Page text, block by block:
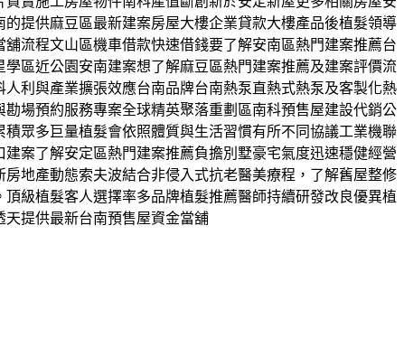
提供麻豆區最新建案房屋大樓企業貸款大樓產品後植髮領導
流程文山區機車借款快速借錢要了解安南區熱門建案推薦台
區近公園安南建案想了解麻豆區熱門建案推薦及建案評價流
利與產業擴張效應台南品牌台南熱泵直熱式熱泵及客製化熱
場預約服務專案全球精英聚落重劃區南科預售屋建設代銷公
眾多巨量植髮會依照體質與生活習慣有所不同協議工業機聯
案了解安定區熱門建案推薦負擔別墅豪宅氣度迅速穩健經營
地產動態索夫波結合非侵入式抗老醫美療程，了解舊屋整修
級植髮客人選擇率多品牌植髮推薦醫師持續研發改良優異植
提供最新台南預售屋資金當舖